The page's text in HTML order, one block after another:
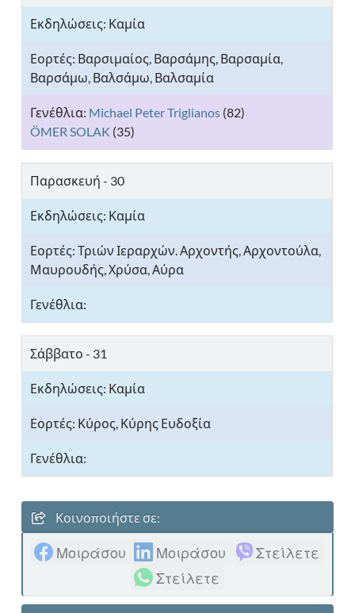
Βαρσιμαίος, Βαρσάμης, Βαρσαμία,
Βαρσάμω, Βαλσάμω, Βαλσαμία
Michael Peter Triglianos (82)
ÖMER SOLAK (35)
Παρασκευή - 30
Τριών Ιεραρχών. Αρχοντής, Αρχοντούλα,
Μαυρουδής, Χρύσα, Αύρα
Σάββατο - 31
Κύρος, Κύρης Ευδοξία
Κοινοποιήστε σε:
Μοιράσου Μοιράσου
Στείλετε
Στείλετε